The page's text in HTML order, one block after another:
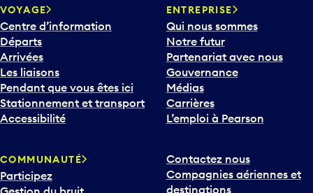
v
e
r
s
l
e
b
a
o
u
VOYAGE
Centre d’information
Départs
Arrivées
Les liaisons
Pendant que vous êtes ici
Stationnement et transport
Accessibilité
ENTREPRISE
Qui nous sommes
Notre futur
Partenariat avec nous
Gouvernance
Médias
Carrières
L’emploi à Pearson
COMMUNAUTÉ
Participez
Contactez nous
Compagnies aériennes et
destinations